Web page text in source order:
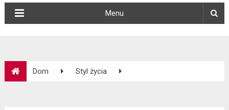
Menu
Dom Styl życia